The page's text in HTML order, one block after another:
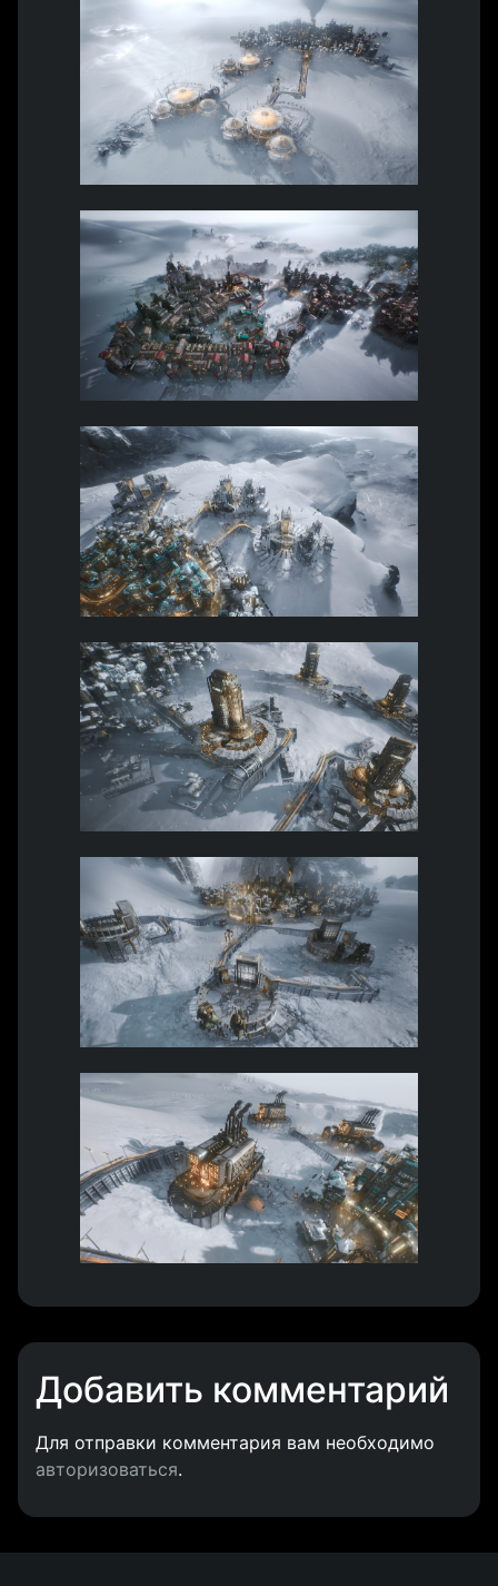
Добавить комментарий
Для отправки комментария вам необходимо
авторизоваться.